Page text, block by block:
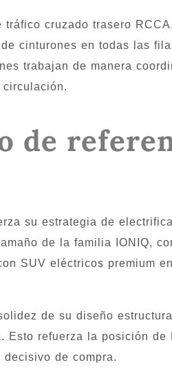
cruzado trasero
cinturones en todas las
trabajan de manera
de
su estrategia de
de la familia IONIQ,
SUV eléctricos premium
de su diseño
Esto refuerza la posición de
de compra.